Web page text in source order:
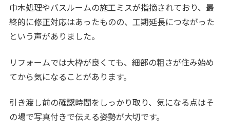
巾木処理やバスルームの施工ミスが指摘されており、最
終的に修正対応はあったものの、工期延長につながった
という声がありました。
リフォームでは大枠が良くても、細部の粗さが住み始め
てから気になることがあります。
引き渡し前の確認時間をしっかり取り、気になる点はそ
の場で写真付きで伝える姿勢が大切です。